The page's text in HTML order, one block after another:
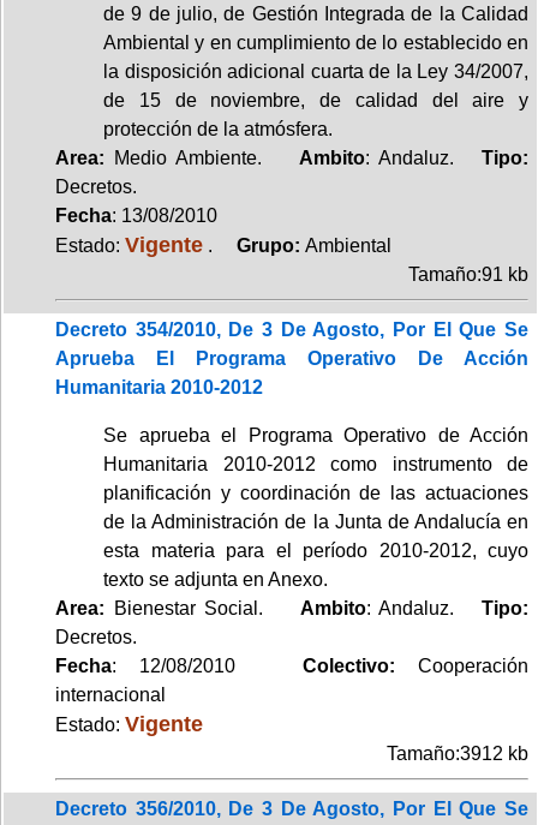
de 9 de julio, de Gestión Integrada de la Calidad
Ambiental y en cumplimiento de lo establecido en
la disposición adicional cuarta de la Ley 34/2007,
de 15 de noviembre, de calidad del aire y
protección de la atmósfera.
Area: Medio Ambiente. Ambito: Andaluz.Tipo:
Decretos.
Fecha: 13/08/2010
Estado: Vigente . Grupo: Ambiental
Tamaño:91 kb
Decreto 354/2010, De 3 De Agosto, Por El Que Se
Aprueba El Programa Operativo De Acción
Humanitaria 2010-2012
Se aprueba el Programa Operativo de Acción
Humanitaria 2010-2012 como instrumento de
planificación y coordinación de las actuaciones
de la Administración de la Junta de Andalucía en
esta materia para el período 2010-2012, cuyo
texto se adjunta en Anexo.
Area: Bienestar Social. Ambito: Andaluz.Tipo:
Decretos.
Fecha: 12/08/2010Colectivo:Cooperación
internacional
Estado: Vigente
Tamaño:3912 kb
Decreto 356/2010, De 3 De Agosto, Por El Que Se